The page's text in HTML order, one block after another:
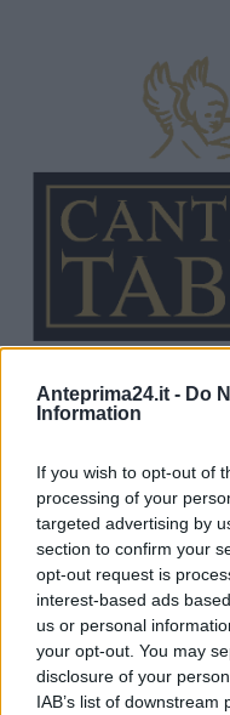
Anteprima24.it - Do
Information
If you wish to opt-out of
processing of your
targeted advertising by
section to confirm your
opt-out request is
interest-based ads
us or personal
your opt-out. You may
disclosure of your
IAB’s list of